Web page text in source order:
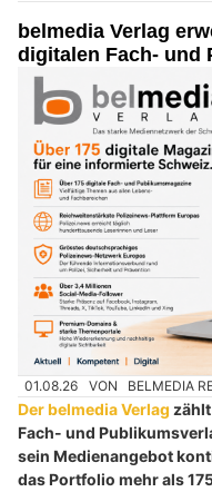
belmedia Verlag
digitalen Fach- und
01.08.26 VON BELMEDIA
Der belmedia Verlag
Fach- und
sein Medienangebot
das Portfolio mehr als